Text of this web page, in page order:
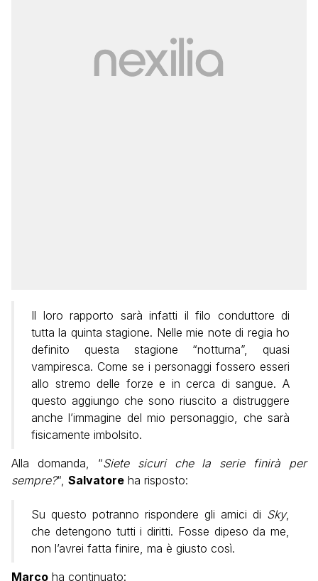
Il loro rapporto sarà infatti il filo conduttore di
tutta la quinta stagione. Nelle mie note di regia ho
definito questa stagione “notturna”, quasi
vampiresca. Come se i personaggi fossero esseri
allo stremo delle forze e in cerca di sangue. A
questo aggiungo che sono riuscito a distruggere
anche l’immagine del mio personaggio, che sarà
fisicamente imbolsito.
Alla domanda, “Siete sicuri che la serie finirà per
sempre?“, Salvatore ha risposto:
Su questo potranno rispondere gli amici di Sky,
che detengono tutti i diritti. Fosse dipeso da me,
non l’avrei fatta finire, ma è giusto così.
Marco ha continuato: